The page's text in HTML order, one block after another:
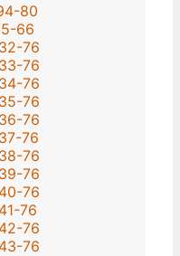
80
66
76
76
76
76
76
76
76
76
76
76
76
76